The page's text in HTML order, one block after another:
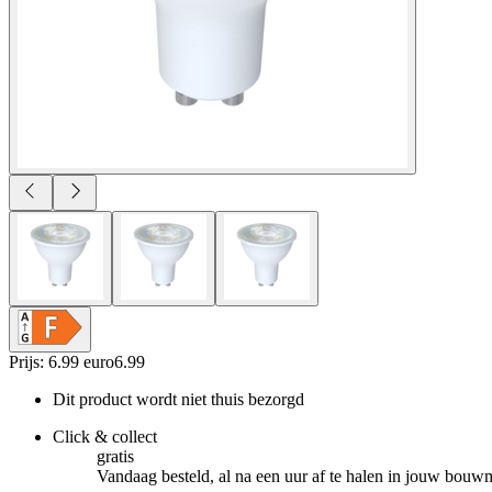
Prijs: 6.99 euro6.99
Dit product wordt niet thuis bezorgd
Click & collect
gratis
Vandaag besteld, al na een uur af te halen in jouw